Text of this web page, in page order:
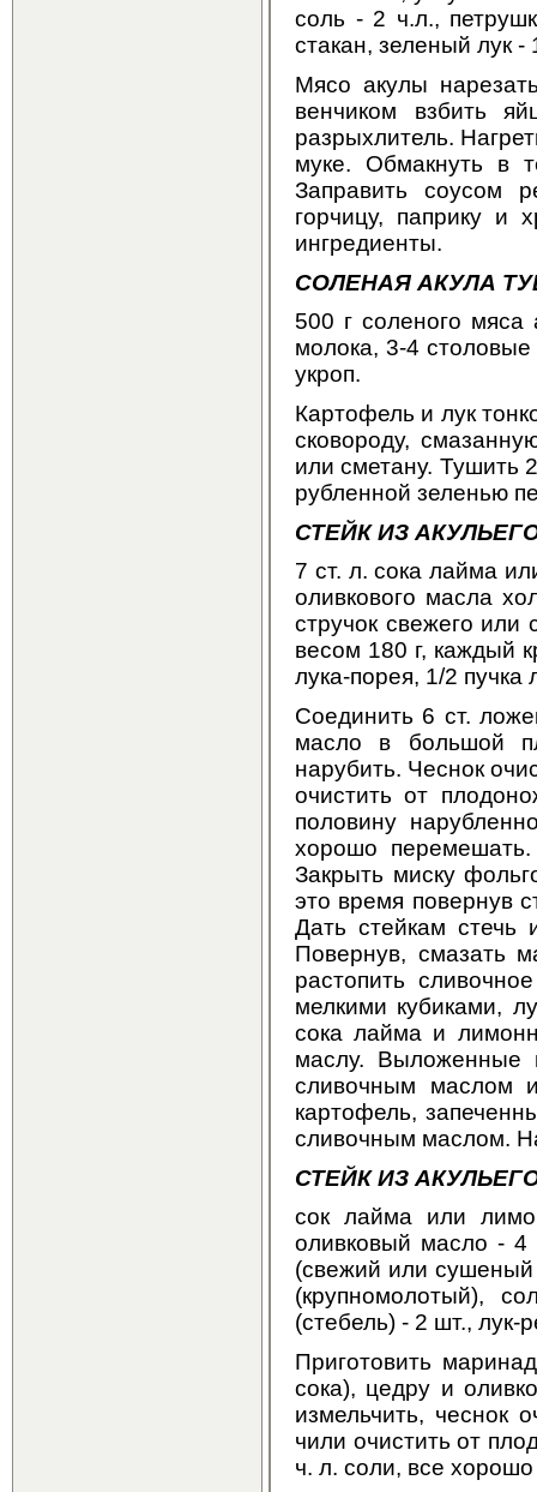
соль - 2 ч.л.,
стакан, зеленый лук
Мясо акулы
венчиком взбить
разрыхлитель.
муке. Обмакнуть в
Заправить соусом
горчицу, паприку и
ингредиенты.
СОЛЕНАЯ АКУЛА
500 г соленого мяса
молока, 3-4
укроп.
Картофель и лук
сковороду,
или сметану. Тушить
рубленной зеленью
СТЕЙК ИЗ
7 ст. л. сока лайма
оливкового масла
стручок свежего или
весом 180 г, каждый
лука-порея, 1/2 пучка
Соединить 6 ст.
масло в большой
нарубить. Чеснок
очистить от
половину
хорошо
Закрыть миску
это время повернув
Дать стейкам
Повернув, смазать
растопить
мелкими кубиками,
сока лайма и
маслу. Выложенные
сливочным маслом
картофель,
сливочным маслом.
СТЕЙК ИЗ
сок лайма или
оливковый масло - 4
(свежий или сушеный
(крупномолотый),
(стебель) - 2 шт., лук-
Приготовить
сока), цедру и
измельчить, чеснок
чили очистить от
ч. л. соли, все